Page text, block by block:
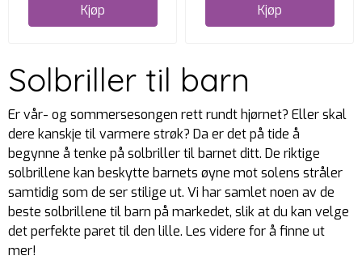
Kjøp Kjøp
Solbriller til barn
Er vår- og sommersesongen rett rundt hjørnet? Eller skal
dere kanskje til varmere strøk? Da er det på tide å
begynne å tenke på solbriller til barnet ditt. De riktige
solbrillene kan beskytte barnets øyne mot solens stråler
samtidig som de ser stilige ut. Vi har samlet noen av de
beste solbrillene til barn på markedet, slik at du kan velge
det perfekte paret til den lille. Les videre for å finne ut
mer!